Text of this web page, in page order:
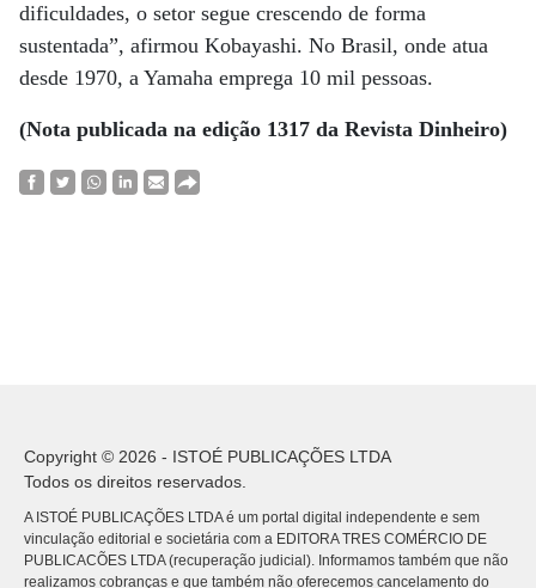
dificuldades, o setor segue crescendo de forma
sustentada”, afirmou Kobayashi. No Brasil, onde atua
desde 1970, a Yamaha emprega 10 mil pessoas.
(Nota publicada na edição 1317 da Revista Dinheiro)
Copyright © 2026 - ISTOÉ PUBLICAÇÕES LTDA
Todos os direitos reservados.
A ISTOÉ PUBLICAÇÕES LTDA é um portal digital independente e sem
vinculação editorial e societária com a EDITORA TRES COMÉRCIO DE
PUBLICACÕES LTDA (recuperação judicial). Informamos também que não
realizamos cobranças e que também não oferecemos cancelamento do